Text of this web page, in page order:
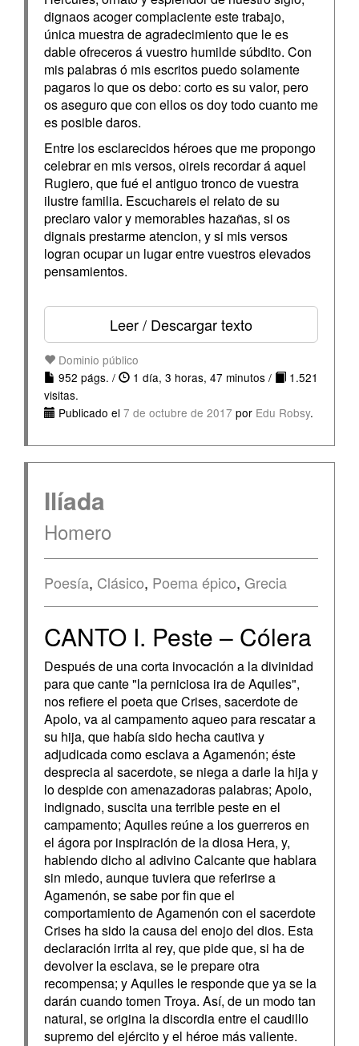
dignaos acoger complaciente este trabajo,
única muestra de agradecimiento que le es
dable ofreceros á vuestro humilde súbdito. Con
mis palabras ó mis escritos puedo solamente
pagaros lo que os debo: corto es su valor, pero
os aseguro que con ellos os doy todo cuanto me
es posible daros.
Entre los esclarecidos héroes que me propongo
celebrar en mis versos, oireis recordar á aquel
Rugiero, que fué el antiguo tronco de vuestra
ilustre familia. Escuchareis el relato de su
preclaro valor y memorables hazañas, si os
dignais prestarme atencion, y si mis versos
logran ocupar un lugar entre vuestros elevados
pensamientos.
Leer / Descargar texto
Dominio público
952 págs. /
1 día, 3 horas, 47 minutos /
1.521
visitas.
Publicado el 7 de octubre de 2017 por Edu Robsy.
Ilíada
Homero
Poesía, Clásico, Poema épico, Grecia
CANTO I. Peste – Cólera
Después de una corta invocación a la divinidad
para que cante "la perniciosa ira de Aquiles",
nos refiere el poeta que Crises, sacerdote de
Apolo, va al campamento aqueo para rescatar a
su hija, que había sido hecha cautiva y
adjudicada como esclava a Agamenón; éste
desprecia al sacerdote, se niega a darle la hija y
lo despide con amenazadoras palabras; Apolo,
indignado, suscita una terrible peste en el
campamento; Aquiles reúne a los guerreros en
el ágora por inspiración de la diosa Hera, y,
habiendo dicho al adivino Calcante que hablara
sin miedo, aunque tuviera que referirse a
Agamenón, se sabe por fin que el
comportamiento de Agamenón con el sacerdote
Crises ha sido la causa del enojo del dios. Esta
declaración irrita al rey, que pide que, si ha de
devolver la esclava, se le prepare otra
recompensa; y Aquiles le responde que ya se la
darán cuando tomen Troya. Así, de un modo tan
natural, se origina la discordia entre el caudillo
supremo del ejército y el héroe más valiente.